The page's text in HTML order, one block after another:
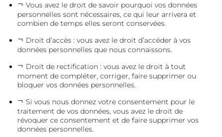
Vous avez le droit de savoir pourquoi vos données
personnelles sont nécessaires, ce qui leur arrivera et
combien de temps elles seront conservées.
Droit d’accès : vous avez le droit d’accéder à vos
données personnelles que nous connaissons.
Droit de rectification : vous avez le droit à tout
moment de compléter, corriger, faire supprimer ou
bloquer vos données personnelles.
Si vous nous donnez votre consentement pour le
traitement de vos données, vous avez le droit de
révoquer ce consentement et de faire supprimer vos
données personnelles.